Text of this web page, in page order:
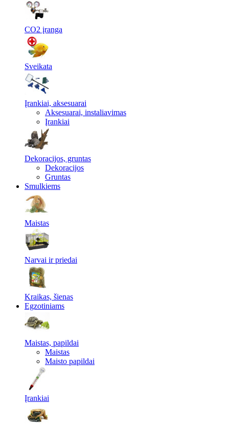
CO2 įranga
Sveikata
Įrankiai, aksesuarai
Aksesuarai, instaliavimas
Įrankiai
Dekoracijos, gruntas
Dekoracijos
Gruntas
Smulkiems
Maistas
Narvai ir priedai
Kraikas, šienas
Egzotiniams
Maistas, papildai
Maistas
Maisto papildai
Įrankiai